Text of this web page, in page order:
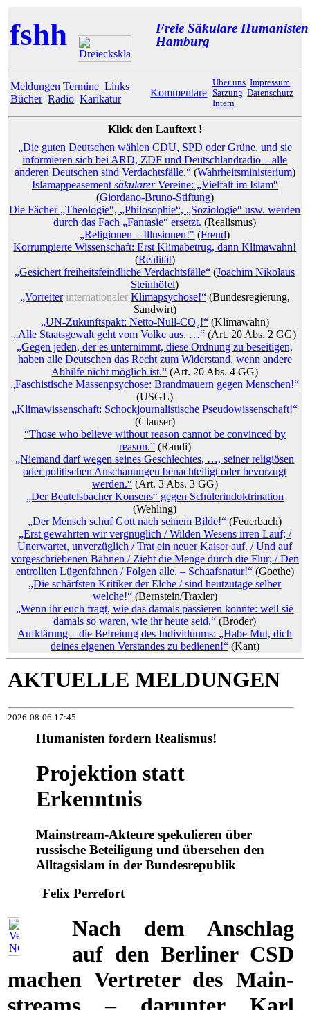
fshh
Freie Säkulare Humanisten
Hamburg
Meldungen Termine Links
Bücher Radio Karikatur
Kommentare
Über uns Impressum
Satzung Datenschutz
Intern
Klick den Lauftext !
„Die guten Deutschen wählen CDU, SPD oder Grüne, und sie
informieren sich bei ARD, ZDF und Deutschlandradio – alle
anderen Deutschen sind Verdachtsfälle.“(Wahrheitsministerium)
Islamappeasement säkularerVereine: „Vielfalt im Islam“
(Giordano-Bruno-Stiftung)
Die Fächer „Theologie“, „Philosophie“, „Soziologie“ usw. werden
durch das Fach „Fantasie“ ersetzt. (Realismus)
„Religionen – Illusionen!" (Freud)
Korrumpierte Wissenschaft: Erst Klimabetrug, dann Klimawahn!
(Realität)
„Gesichert freiheitsfeindliche Verdachtsfälle“ (Joachim Nikolaus
Steinhöfel)
„Vorreiter internationaler Klimapsychose!“(Bundesregierung,
Sandwirt)
„UN-Zukunftspakt: Netto-Null-CO₂!“(Klimawahn)
„Alle Staatsgewalt geht vom Volke aus. …“ (Art. 20 Abs. 2 GG)
„Gegen jeden, der es unternimmt, diese Ordnung zu beseitigen,
haben alle Deutschen das Recht zum Widerstand, wenn andere
Abhilfe nicht möglich ist.“ (Art. 20 Abs. 4 GG)
„Faschistische Massenpsychose: Brandmauern gegen Menschen!“
(USGL)
„Klimawissenschaft: Schockjournalistische Pseudowissenschaft!“
(Clauser)
“Those who believe without reason cannot be convinced by
reason.”(Randi)
„Niemand darf wegen seines Geschlechtes, …, seiner religiösen
oder politischen Anschauungen benachteiligt oder bevorzugt
werden.“(Art. 3 Abs. 3 GG)
„Der Beutelsbacher Konsens“ gegen Schülerindoktrination
(Wehling)
„Der Mensch schuf Gott nach seinem Bilde!“ (Feuerbach)
„Erst gewahrten wir vergnüglich / Wilden Wesens irren Lauf; /
Unerwartet, unverzüglich / Trat ein neuer Kaiser auf. / Und auf
vorgeschriebenen Bahnen / Zieht die Menge durch die Flur; / Den
entrollten Lügenfahnen / Folgen alle. – Schaafsnatur!“(Goethe)
„Die schärfsten Kritiker der Elche / sind heutzutage selber
welche!“(Bernstein/Traxler)
„Wenn ihr euch fragt, wie das damals passieren konnte: weil sie
damals so waren, wie ihr heute seid.“ (Broder)
Aufklärung – die Befreiung des Individuums: „Habe Mut, dich
deines eigenen Verstandes zu bedienen!“(Kant)
AKTUELLE MELDUNGEN
2026-08-06 17:45
Humanisten fordern Realismus!
Projektion statt
Erkenntnis
Mainstream-Akteure spekulieren über
russische Beteiligung und übersehen den
Alltagsislam in der Bundesrepublik
Felix Perrefort
Nach dem Anschlag
auf den Berliner CSD
machen Vertreter des Main­